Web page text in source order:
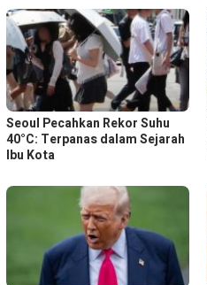
Seoul Pecahkan Rekor Suhu
40°C: Terpanas dalam Sejarah
Ibu Kota